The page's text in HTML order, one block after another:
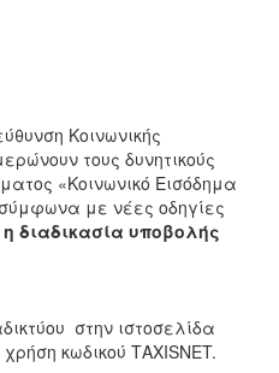
Κοινωνικής
τους δυνητικούς
«Κοινωνικό Εισόδημα
με νέες οδηγίες
η διαδικασία υποβολής
στην ιστοσελίδα
κωδικού ΤAXISNET.